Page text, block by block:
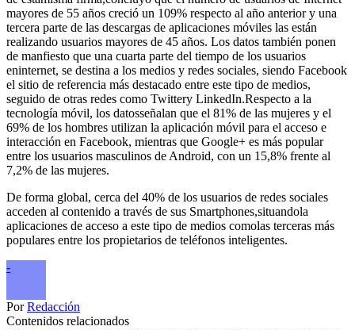
mayores de 55 años creció un 109% respecto al año anterior y una
tercera parte de las descargas de aplicaciones móviles las están
realizando usuarios mayores de 45 años. Los datos también ponen
de manfiesto que una cuarta parte del tiempo de los usuarios
eninternet, se destina a los medios y redes sociales, siendo Facebook
el sitio de referencia más destacado entre este tipo de medios,
seguido de otras redes como Twittery LinkedIn.Respecto a la
tecnología móvil, los datosseñalan que el 81% de las mujeres y el
69% de los hombres utilizan la aplicación móvil para el acceso e
interacción en Facebook, mientras que Google+ es más popular
entre los usuarios masculinos de Android, con un 15,8% frente al
7,2% de las mujeres.
De forma global, cerca del 40% de los usuarios de redes sociales
acceden al contenido a través de sus Smartphones,situandola
aplicaciones de acceso a este tipo de medios comolas terceras más
populares entre los propietarios de teléfonos inteligentes.
-
PorRedacción
Contenidos relacionados